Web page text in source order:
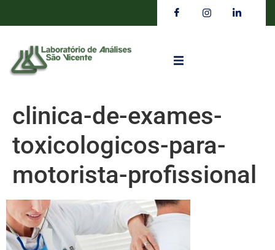
clinica-de-exames-
toxicologicos-para-
motorista-profissional